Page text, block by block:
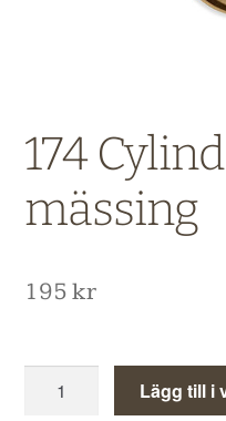
174
mässing
195kr
Lägg till i